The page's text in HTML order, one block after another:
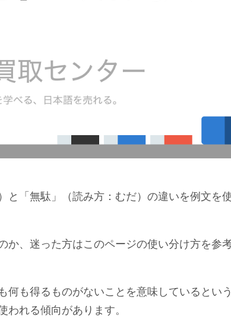
と「無駄」（読み方：むだ）の違いを例文を
か、迷った方はこのページの使い分け方を参
何も得るものがないことを意味しているとい
われる傾向があります。